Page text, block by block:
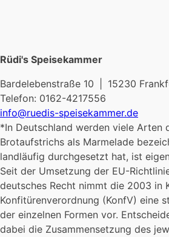
Rüdi's Speisekammer
Bardelebenstraße 10 | 15230
Telefon: 0162-4217556
info@ruedis-speisekammer.de
*In Deutschland werden viele Arten
Brotaufstrichs als Marmelade
landläufig durchgesetzt hat, ist
Seit der Umsetzung der EU-
deutsches Recht nimmt die 2003 in
Konfitürenverordnung (KonfV) eine
der einzelnen Formen vor.
dabei die Zusammensetzung des